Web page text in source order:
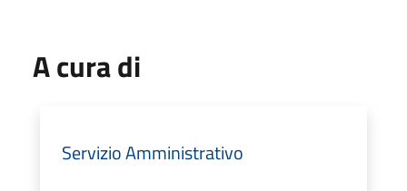
A cura di
Servizio Amministrativo